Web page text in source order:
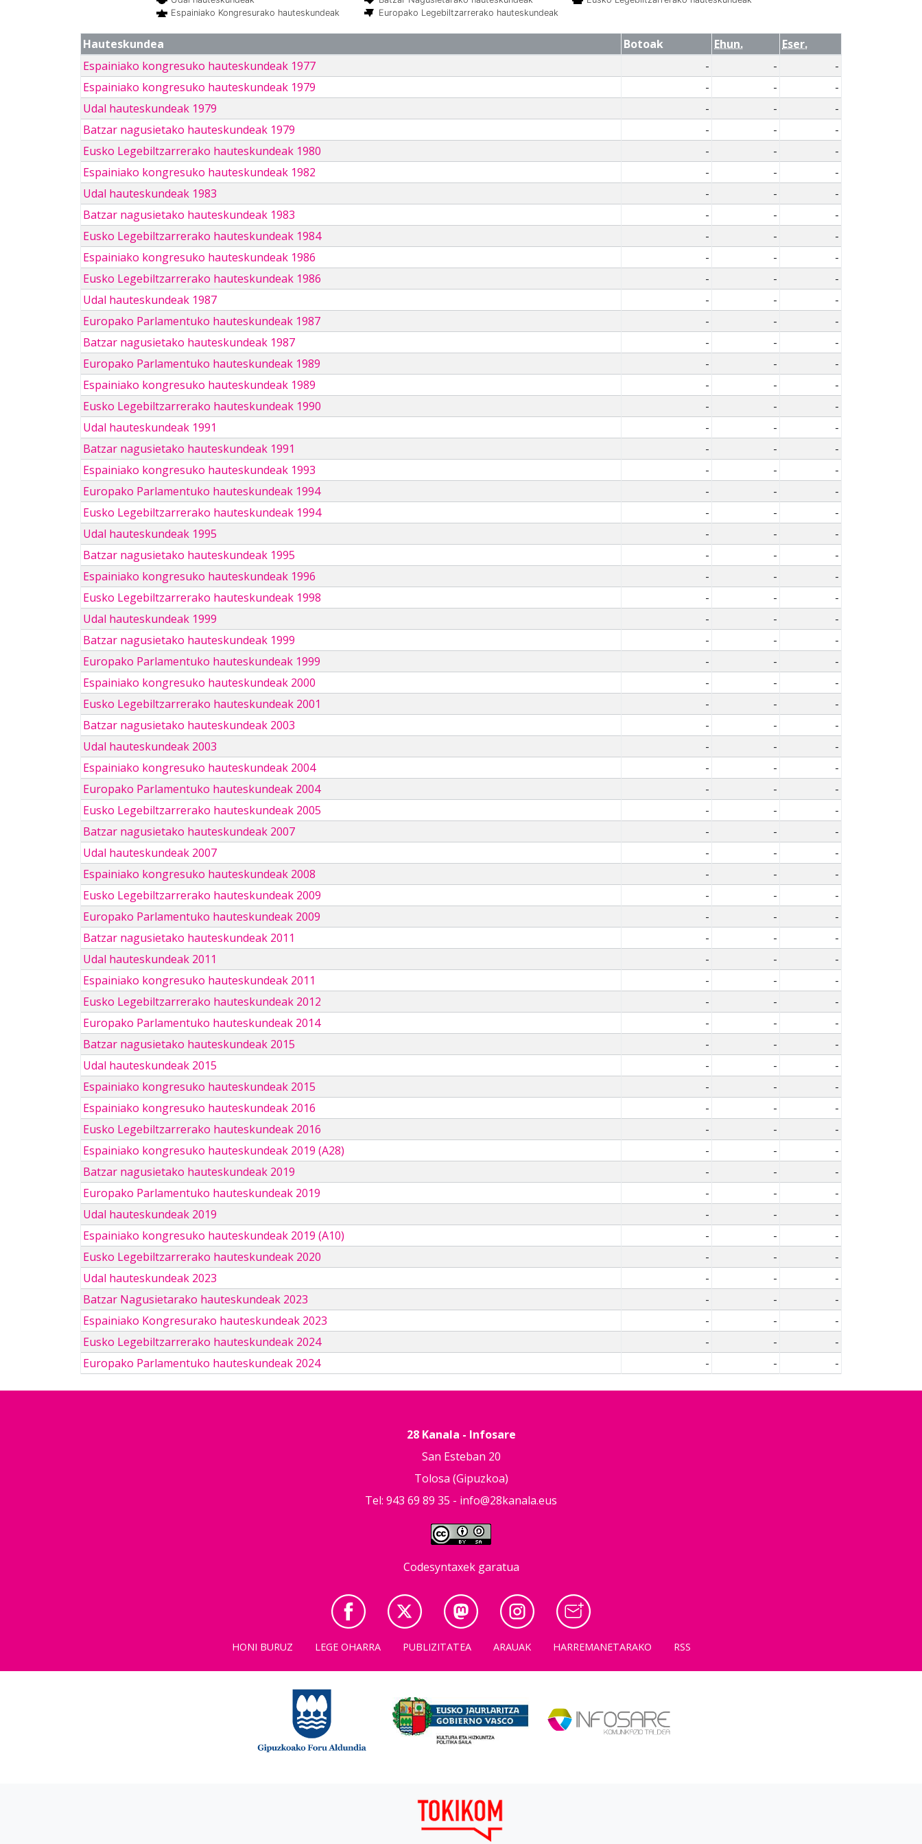
Espainiako Kongresurako hauteskundeak
Europako Legebiltzarrerako hauteskundeak
Hauteskundea Botoak Ehun.
Eser.
Espainiako kongresuko hauteskundeak 1977
- -
-
Espainiako kongresuko hauteskundeak 1979
- -
-
Udal hauteskundeak 1979
- -
-
Batzar nagusietako hauteskundeak 1979
- -
-
Eusko Legebiltzarrerako hauteskundeak 1980
- -
-
Espainiako kongresuko hauteskundeak 1982
- -
-
Udal hauteskundeak 1983
- -
-
Batzar nagusietako hauteskundeak 1983
- -
-
Eusko Legebiltzarrerako hauteskundeak 1984
- -
-
Espainiako kongresuko hauteskundeak 1986
- -
-
Eusko Legebiltzarrerako hauteskundeak 1986
- -
-
Udal hauteskundeak 1987
- -
-
Europako Parlamentuko hauteskundeak 1987
- -
-
Batzar nagusietako hauteskundeak 1987
- -
-
Europako Parlamentuko hauteskundeak 1989
- -
-
Espainiako kongresuko hauteskundeak 1989
- -
-
Eusko Legebiltzarrerako hauteskundeak 1990
- -
-
Udal hauteskundeak 1991
- -
-
Batzar nagusietako hauteskundeak 1991
- -
-
Espainiako kongresuko hauteskundeak 1993
- -
-
Europako Parlamentuko hauteskundeak 1994
- -
-
Eusko Legebiltzarrerako hauteskundeak 1994
- -
-
Udal hauteskundeak 1995
- -
-
Batzar nagusietako hauteskundeak 1995
- -
-
Espainiako kongresuko hauteskundeak 1996
- -
-
Eusko Legebiltzarrerako hauteskundeak 1998
- -
-
Udal hauteskundeak 1999
- -
-
Batzar nagusietako hauteskundeak 1999
- -
-
Europako Parlamentuko hauteskundeak 1999
- -
-
Espainiako kongresuko hauteskundeak 2000
- -
-
Eusko Legebiltzarrerako hauteskundeak 2001
- -
-
Batzar nagusietako hauteskundeak 2003
- -
-
Udal hauteskundeak 2003
- -
-
Espainiako kongresuko hauteskundeak 2004
- -
-
Europako Parlamentuko hauteskundeak 2004
- -
-
Eusko Legebiltzarrerako hauteskundeak 2005
- -
-
Batzar nagusietako hauteskundeak 2007
- -
-
Udal hauteskundeak 2007
- -
-
Espainiako kongresuko hauteskundeak 2008
- -
-
Eusko Legebiltzarrerako hauteskundeak 2009
- -
-
Europako Parlamentuko hauteskundeak 2009
- -
-
Batzar nagusietako hauteskundeak 2011
- -
-
Udal hauteskundeak 2011
- -
-
Espainiako kongresuko hauteskundeak 2011
- -
-
Eusko Legebiltzarrerako hauteskundeak 2012
- -
-
Europako Parlamentuko hauteskundeak 2014
- -
-
Batzar nagusietako hauteskundeak 2015
- -
-
Udal hauteskundeak 2015
- -
-
Espainiako kongresuko hauteskundeak 2015
- -
-
Espainiako kongresuko hauteskundeak 2016
- -
-
Eusko Legebiltzarrerako hauteskundeak 2016
- -
-
Espainiako kongresuko hauteskundeak 2019 (A28)
- -
-
Batzar nagusietako hauteskundeak 2019
- -
-
Europako Parlamentuko hauteskundeak 2019
- -
-
Udal hauteskundeak 2019
- -
-
Espainiako kongresuko hauteskundeak 2019 (A10)
- -
-
Eusko Legebiltzarrerako hauteskundeak 2020
- -
-
Udal hauteskundeak 2023
- -
-
Batzar Nagusietarako hauteskundeak 2023
- -
-
Espainiako Kongresurako hauteskundeak 2023
- -
-
Eusko Legebiltzarrerako hauteskundeak 2024
- -
-
Europako Parlamentuko hauteskundeak 2024
- - -
28 Kanala - Infosare
San Esteban 20
Tolosa (Gipuzkoa)
Tel: 943 69 89 35 - info@28kanala.eus
Codesyntaxek garatua
HONI BURUZ LEGE OHARRA PUBLIZITATEA ARAUAK HARREMANETARAKO RSS